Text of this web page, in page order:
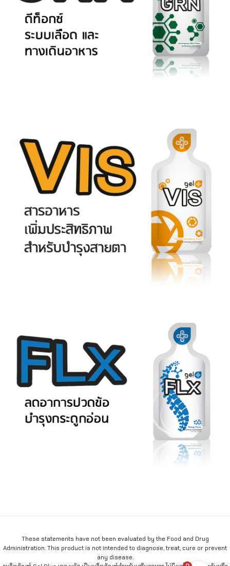
These statements have not been evaluated by the Food and Drug
Administration. This product is not intended to diagnose, treat, cure or prevent
any disease.